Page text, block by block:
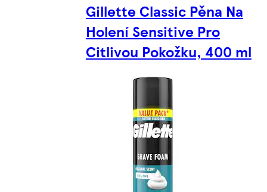
Gillette Classic Pěna Na
Holení Sensitive Pro
Citlivou Pokožku, 400 ml